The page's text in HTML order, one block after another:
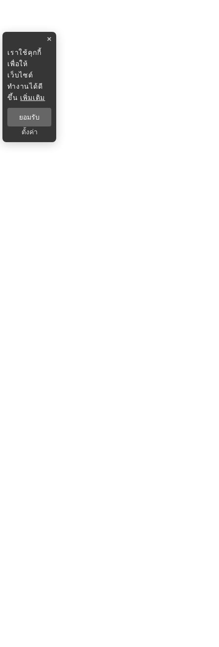
×
เราใช้คุกกี้
เพื่อให้
เว็บไซต์
ทำงานได้ดี
ขึ้น เพิ่มเติม
ยอมรับ
ตั้งค่า